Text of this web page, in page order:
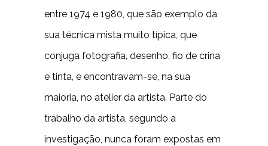
entre 1974 e 1980, que são exemplo da
sua técnica mista muito típica, que
conjuga fotografia, desenho, fio de crina
e tinta, e encontravam-se, na sua
maioria, no atelier da artista. Parte do
trabalho da artista, segundo a
investigação, nunca foram expostas em